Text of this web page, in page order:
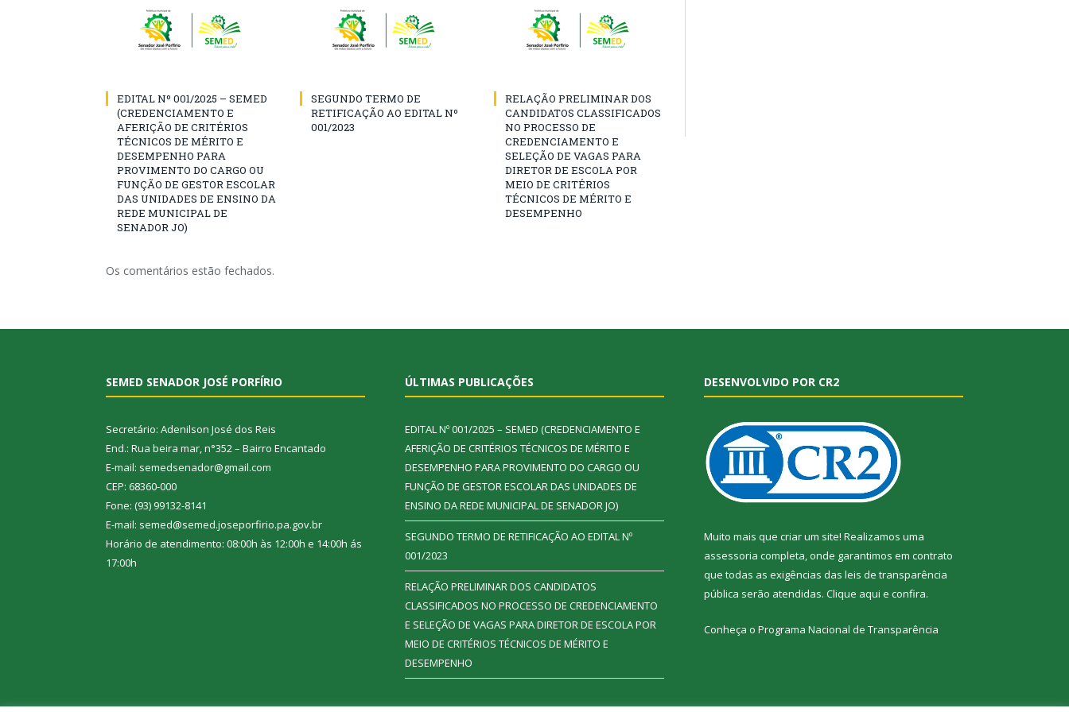
EDITAL Nº 001/2025 – SEMED
(CREDENCIAMENTO E
AFERIÇÃO DE CRITÉRIOS
TÉCNICOS DE MÉRITO E
DESEMPENHO PARA
PROVIMENTO DO CARGO OU
FUNÇÃO DE GESTOR ESCOLAR
DAS UNIDADES DE ENSINO DA
REDE MUNICIPAL DE
SENADOR JO)
SEGUNDO TERMO DE
RETIFICAÇÃO AO EDITAL Nº
001/2023
RELAÇÃO PRELIMINAR DOS
CANDIDATOS CLASSIFICADOS
NO PROCESSO DE
CREDENCIAMENTO E
SELEÇÃO DE VAGAS PARA
DIRETOR DE ESCOLA POR
MEIO DE CRITÉRIOS
TÉCNICOS DE MÉRITO E
DESEMPENHO
Os comentários estão fechados.
SEMED SENADOR JOSÉ PORFÍRIO
Secretário: Adenilson José dos Reis
End.: Rua beira mar, n°352 – Bairro Encantado
E-mail: semedsenador@gmail.com
CEP: 68360-000
Fone: (93) 99132-8141
E-mail: semed@semed.joseporfirio.pa.gov.br
Horário de atendimento: 08:00h às 12:00h e 14:00h ás
17:00h
ÚLTIMAS PUBLICAÇÕES
EDITAL Nº 001/2025 – SEMED (CREDENCIAMENTO E
AFERIÇÃO DE CRITÉRIOS TÉCNICOS DE MÉRITO E
DESEMPENHO PARA PROVIMENTO DO CARGO OU
FUNÇÃO DE GESTOR ESCOLAR DAS UNIDADES DE
ENSINO DA REDE MUNICIPAL DE SENADOR JO)
SEGUNDO TERMO DE RETIFICAÇÃO AO EDITAL Nº
001/2023
RELAÇÃO PRELIMINAR DOS CANDIDATOS
CLASSIFICADOS NO PROCESSO DE CREDENCIAMENTO
E SELEÇÃO DE VAGAS PARA DIRETOR DE ESCOLA POR
MEIO DE CRITÉRIOS TÉCNICOS DE MÉRITO E
DESEMPENHO
DESENVOLVIDO POR CR2
Muito mais que criar um site! Realizamos uma
assessoria completa, onde garantimos em contrato
que todas as exigências das leis de transparência
pública serão atendidas. Clique aqui e confira.
Conheça o Programa Nacional de Transparência